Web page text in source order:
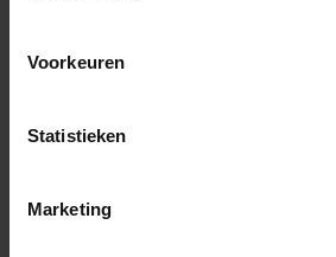
Voorkeuren
Statistieken
Marketing